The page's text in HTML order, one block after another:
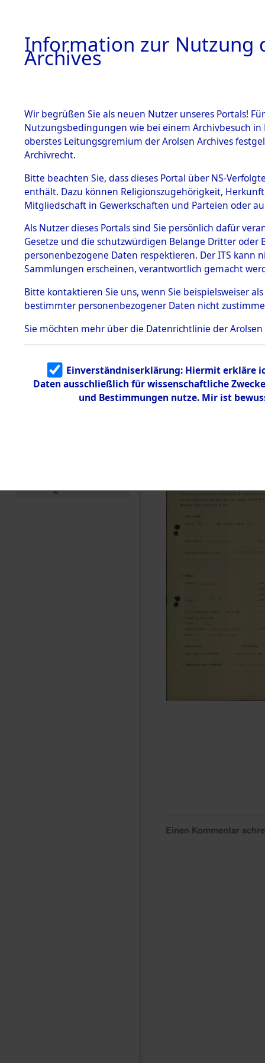
BESTÄNDE
1.
mente
5. Verschiedenes
5.3
Todesmärsche
5.3.1 Alliierte
Erhebungen
zu
Todesmärsch
en
5.3.2
Identifizierun
g
5.3.3
Todesmärsch
e
auf dem
zur
Roding,
zwischen
km)
Leben
0001
Einen Kommentar
Information zur Nutzung
Archives
Wir begrüßen Sie als neuen Nutzer unseres Portals!
Nutzungsbedingungen wie bei einem Archivbesuch
oberstes Leitungsgremium der Arolsen Archives
Archivrecht.
Bitte beachten Sie, dass dieses Portal über NS-
enthält. Dazu können Religionszugehörigkeit,
Mitgliedschaft in Gewerkschaften und Parteien oder
Als Nutzer dieses Portals sind Sie persönlich dafür
Gesetze und die schutzwürdigen Belange Dritter
personenbezogene Daten respektieren. Der ITS
Sammlungen erscheinen, verantwortlich gemacht
Bitte kontaktieren Sie uns, wenn Sie beispielsweiser
bestimmter personenbezogener Daten nicht
Sie möchten mehr über die Datenrichtlinie der Arolsen
Einverständniserklärung: Hiermit erkläre
Daten ausschließlich für wissenschaftliche
und Bestimmungen nutze. Mir ist